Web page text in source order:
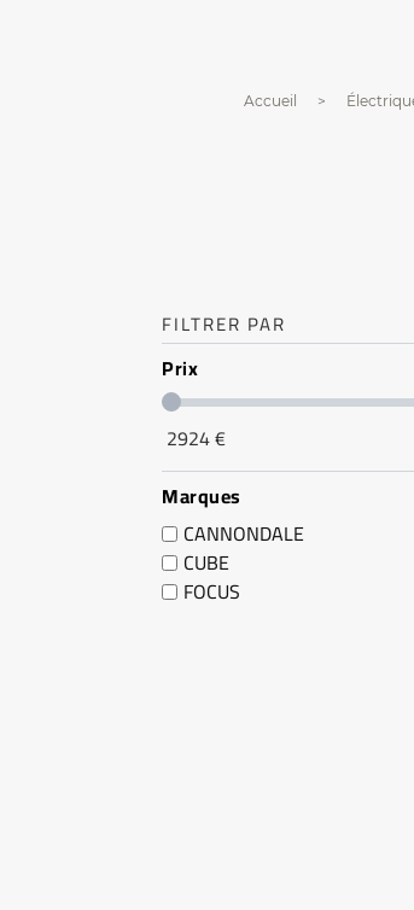
Accueil
FILTRER PAR
Prix
2924€
Marques
CANNONDALE
CUBE
FOCUS